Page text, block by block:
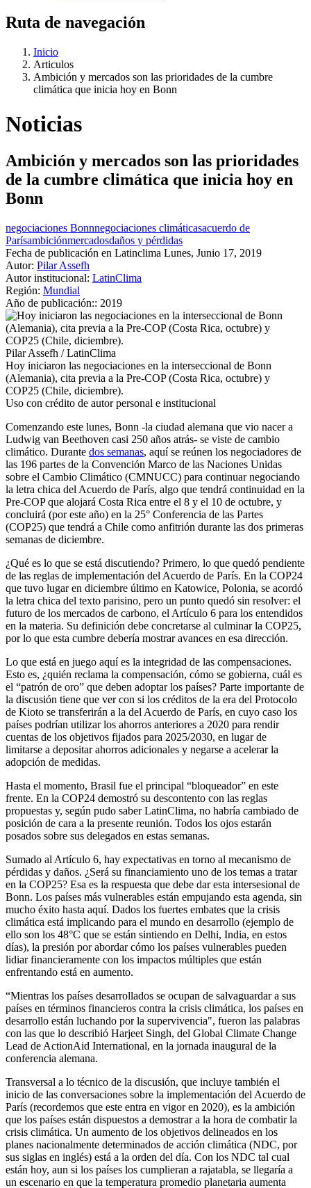
Ruta de navegación
Inicio
Articulos
Ambición y mercados son las prioridades de la cumbre
climática que inicia hoy en Bonn
Noticias
Ambición y mercados son las prioridades
de la cumbre climática que inicia hoy en
Bonn
negociaciones Bonnnegociaciones climáticasacuerdo de
Parísambiciónmercadosdaños y pérdidas
Fecha de publicación en Latinclima Lunes, Junio 17, 2019
Autor: Pilar Assefh
Autor institucional: LatinClima
Región: Mundial
Año de publicación:: 2019
Pilar Assefh / LatinClima
Hoy iniciaron las negociaciones en la interseccional de Bonn
(Alemania), cita previa a la Pre-COP (Costa Rica, octubre) y
COP25 (Chile, diciembre).
Uso con crédito de autor personal e institucional
Comenzando este lunes, Bonn -la ciudad alemana que vio nacer a
Ludwig van Beethoven casi 250 años atrás- se viste de cambio
climático. Durante dos semanas, aquí se reúnen los negociadores de
las 196 partes de la Convención Marco de las Naciones Unidas
sobre el Cambio Climático (CMNUCC) para continuar negociando
la letra chica del Acuerdo de París, algo que tendrá continuidad en la
Pre-COP que alojará Costa Rica entre el 8 y el 10 de octubre, y
concluirá (por este año) en la 25° Conferencia de las Partes
(COP25) que tendrá a Chile como anfitrión durante las dos primeras
semanas de diciembre.
¿Qué es lo que se está discutiendo? Primero, lo que quedó pendiente
de las reglas de implementación del Acuerdo de París. En la COP24
que tuvo lugar en diciembre último en Katowice, Polonia, se acordó
la letra chica del texto parisino, pero un punto quedó sin resolver: el
futuro de los mercados de carbono, el Artículo 6 para los entendidos
en la materia. Su definición debe concretarse al culminar la COP25,
por lo que esta cumbre debería mostrar avances en esa dirección.
Lo que está en juego aquí es la integridad de las compensaciones.
Esto es, ¿quién reclama la compensación, cómo se gobierna, cuál es
el “patrón de oro” que deben adoptar los países? Parte importante de
la discusión tiene que ver con si los créditos de la era del Protocolo
de Kioto se transferirán a la del Acuerdo de París, en cuyo caso los
países podrían utilizar los ahorros anteriores a 2020 para rendir
cuentas de los objetivos fijados para 2025/2030, en lugar de
limitarse a depositar ahorros adicionales y negarse a acelerar la
adopción de medidas.
Hasta el momento, Brasil fue el principal “bloqueador” en este
frente. En la COP24 demostró su descontento con las reglas
propuestas y, según pudo saber LatinClima, no habría cambiado de
posición de cara a la presente reunión. Todos los ojos estarán
posados sobre sus delegados en estas semanas.
Sumado al Artículo 6, hay expectativas en torno al mecanismo de
pérdidas y daños. ¿Será su financiamiento uno de los temas a tratar
en la COP25? Esa es la respuesta que debe dar esta intersesional de
Bonn. Los países más vulnerables están empujando esta agenda, sin
mucho éxito hasta aquí. Dados los fuertes embates que la crisis
climática está implicando para el mundo en desarrollo (ejemplo de
ello son los 48°C que se están sintiendo en Delhi, India, en estos
días), la presión por abordar cómo los países vulnerables pueden
lidiar financieramente con los impactos múltiples que están
enfrentando está en aumento.
“Mientras los países desarrollados se ocupan de salvaguardar a sus
países en términos financieros contra la crisis climática, los países en
desarrollo están luchando por la supervivencia", fueron las palabras
con las que lo describió Harjeet Singh, del Global Climate Change
Lead de ActionAid International, en la jornada inaugural de la
conferencia alemana.
Transversal a lo técnico de la discusión, que incluye también el
inicio de las conversaciones sobre la implementación del Acuerdo de
París (recordemos que este entra en vigor en 2020), es la ambición
que los países están dispuestos a demostrar a la hora de combatir la
crisis climática. Un aumento de los objetivos delineados en los
planes nacionalmente determinados de acción climática (NDC, por
sus siglas en inglés) está a la orden del día. Con los NDC tal cual
están hoy, aun si los países los cumplieran a rajatabla, se llegaría a
un escenario en que la temperatura promedio planetaria aumenta